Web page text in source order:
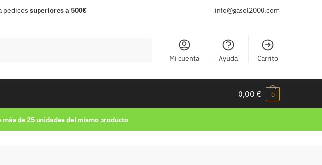
pedidos superiores a 500€ info@gasel2000.com
Mi cuenta Ayuda Carrito
0,00 € 0
más de 25 unidades del mismo producto